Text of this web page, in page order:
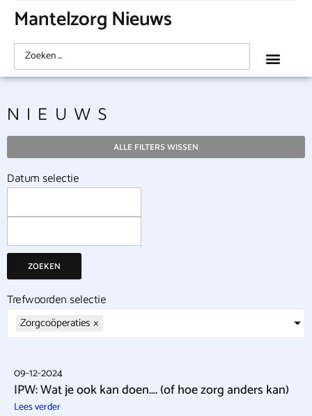
Mantelzorg Nieuws
NIEUWS
ALLE FILTERS WISSEN
Datum selectie
ZOEKEN
Trefwoorden selectie
Zorgcoöperaties ×
09-12-2024
IPW: Wat je ook kan doen…. (of hoe zorg anders kan)
Lees verder